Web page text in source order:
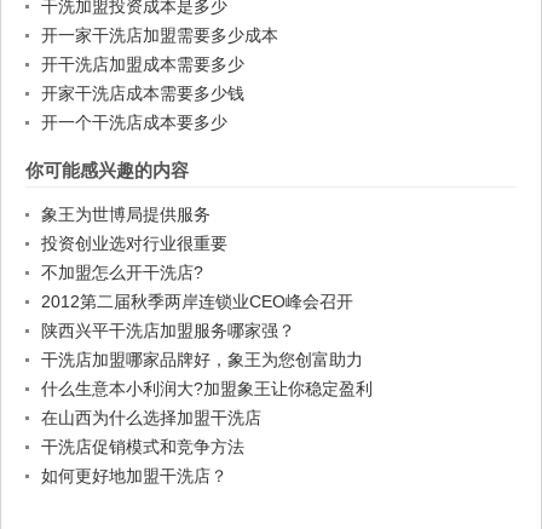
干洗加盟投资成本是多少
开一家干洗店加盟需要多少成本
开干洗店加盟成本需要多少
开家干洗店成本需要多少钱
开一个干洗店成本要多少
你可能感兴趣的内容
象王为世博局提供服务
投资创业选对行业很重要
不加盟怎么开干洗店?
2012第二届秋季两岸连锁业CEO峰会召开
陕西兴平干洗店加盟服务哪家强？
干洗店加盟哪家品牌好，象王为您创富助力
什么生意本小利润大?加盟象王让你稳定盈利
在山西为什么选择加盟干洗店
干洗店促销模式和竞争方法
如何更好地加盟干洗店？